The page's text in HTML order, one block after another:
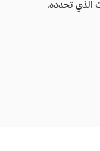
الذي تحدده.